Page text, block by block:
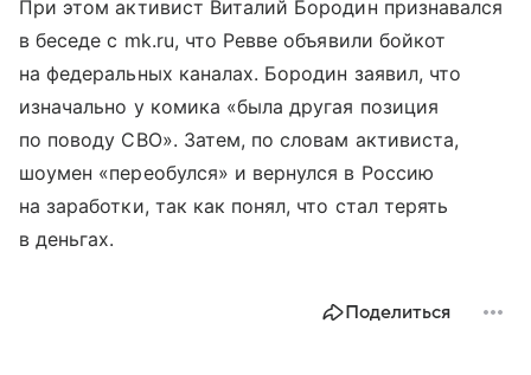
При этом активист Виталий Бородин признавался
в беседе с mk.ru, что Ревве объявили бойкот
на федеральных каналах. Бородин заявил, что
изначально у комика «была другая позиция
по поводу СВО». Затем, по словам активиста,
шоумен «переобулся» и вернулся в Россию
на заработки, так как понял, что стал терять
в деньгах.
Поделиться